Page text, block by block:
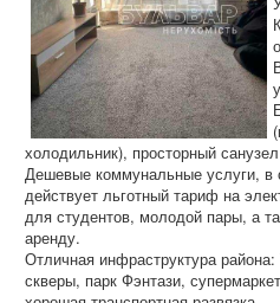
холодильник), просторный
Дешевые коммунальные услуги, в
действует льготный тариф на
для студентов, молодой пары, а
аренду.
Отличная инфраструктура
скверы, парк Фэнтази,